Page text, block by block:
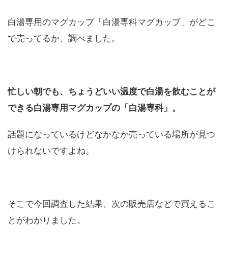
白湯専用のマグカップ「白湯専科マグカップ」がどこ
で売ってるか、調べました。
忙しい朝でも、ちょうどいい温度で白湯を飲むことが
できる白湯専用マグカップの「白湯専科」。
話題になっているけどなかなか売っている場所が見つ
けられないですよね。
そこで今回調査した結果、次の販売店などで買えるこ
とがわかりました。